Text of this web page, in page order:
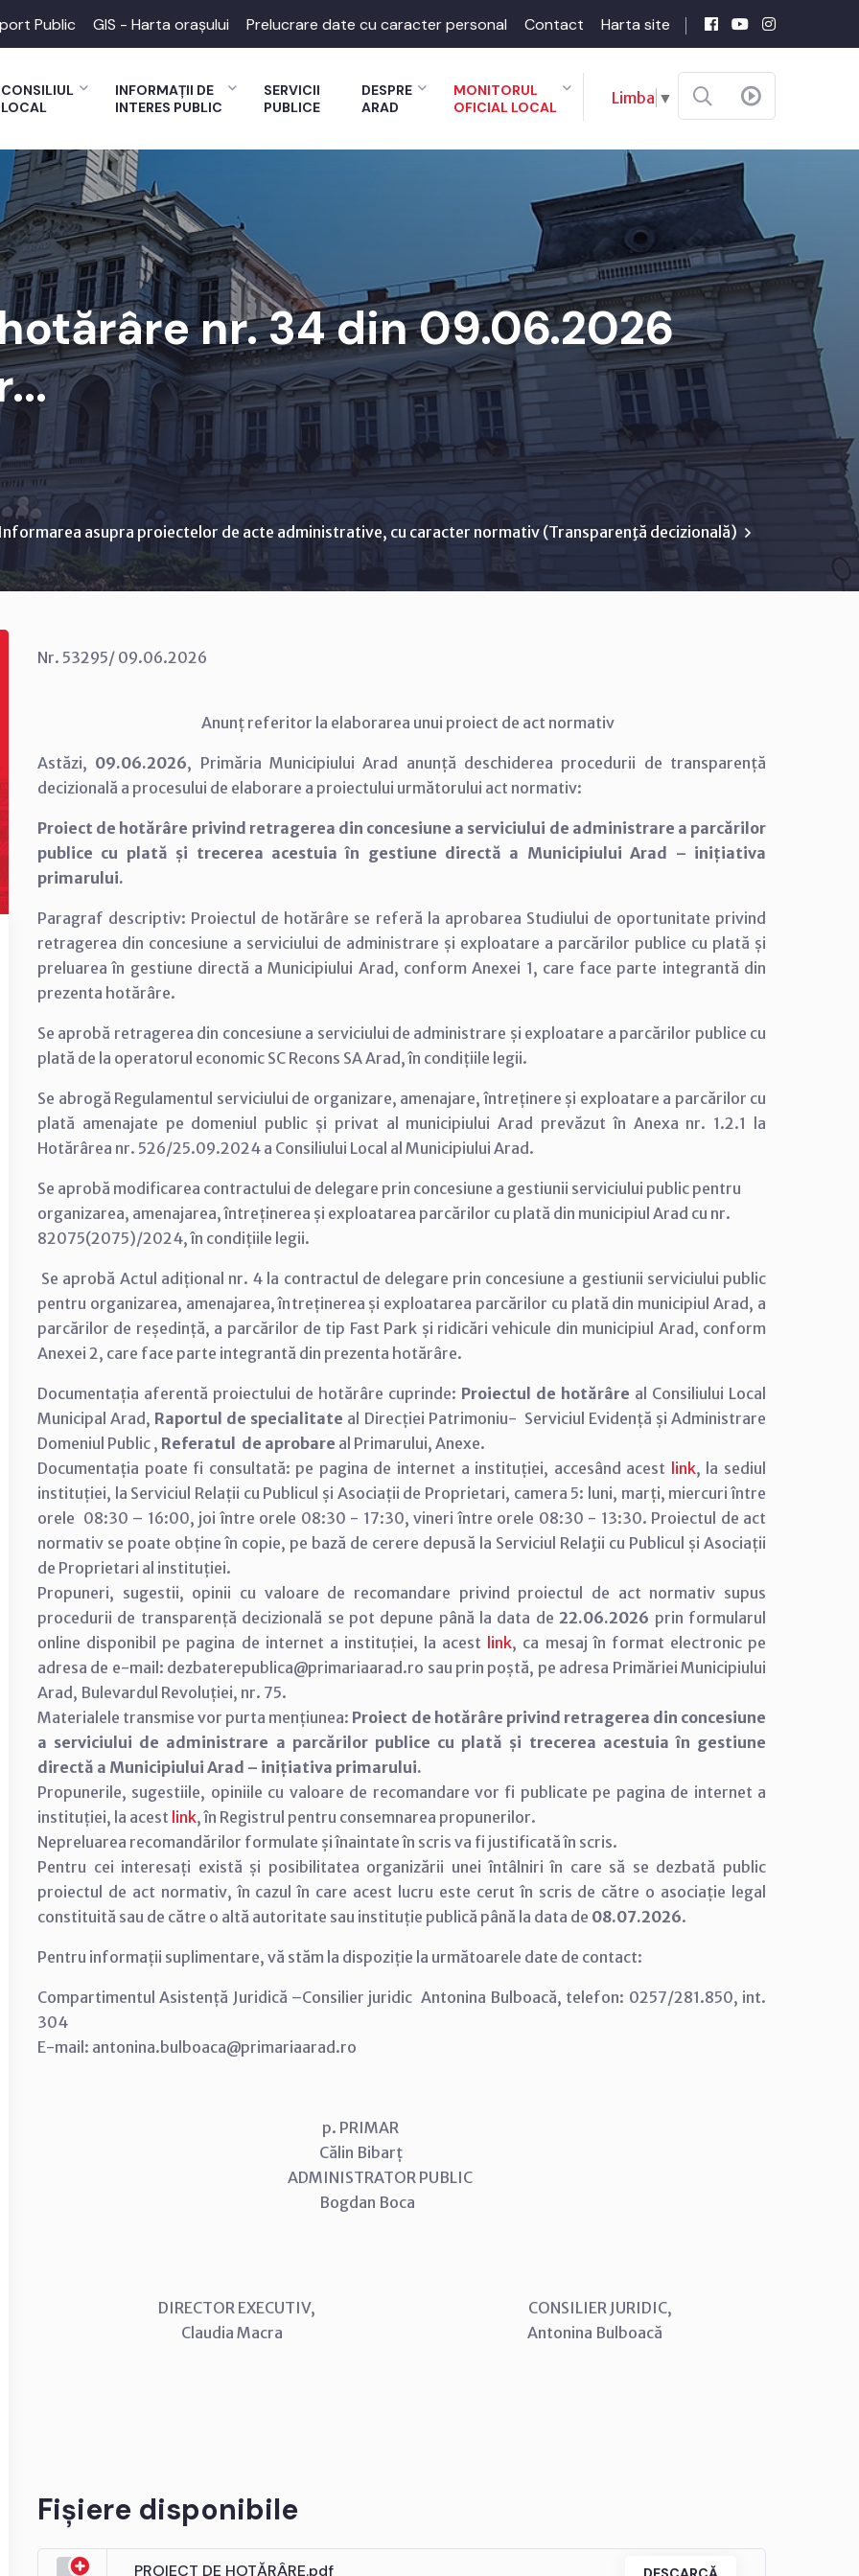
Public GIS - Harta orașului Prelucrare date cu caracter personal Contact Harta site
CONSILIUL
LOCAL
INFORMAȚII DE
INTERES PUBLIC
SERVICII
PUBLICE
DESPRE
ARAD
MONITORUL
OFICIAL LOCAL
Limba ▼
nr. 34 din 09.06.2026
asupra proiectelor de acte administrative, cu caracter normativ (Transparenţă decizională)
Nr. 53295/ 09.06.2026
Anunț referitor la elaborarea unui proiect de act normativ
Astăzi, 09.06.2026, Primăria Municipiului Arad anunță deschiderea procedurii de transparență
decizională a procesului de elaborare a proiectului următorului act normativ:
Proiect de hotărâre privind retragerea din concesiune a serviciului de administrare a parcărilor
publice cu plată și trecerea acestuia în gestiune directă a Municipiului Arad – inițiativa
primarului.
Paragraf descriptiv: Proiectul de hotărâre se referă la aprobarea Studiului de oportunitate privind
retragerea din concesiune a serviciului de administrare și exploatare a parcărilor publice cu plată și
preluarea în gestiune directă a Municipiului Arad, conform Anexei 1, care face parte integrantă din
prezenta hotărâre.
Se aprobă retragerea din concesiune a serviciului de administrare și exploatare a parcărilor publice cu
plată de la operatorul economic SC Recons SA Arad, în condițiile legii.
Se abrogă Regulamentul serviciului de organizare, amenajare, întreținere și exploatare a parcărilor cu
plată amenajate pe domeniul public și privat al municipiului Arad prevăzut în Anexa nr. 1.2.1 la
Hotărârea nr. 526/25.09.2024 a Consiliului Local al Municipiului Arad.
Se aprobă modificarea contractului de delegare prin concesiune a gestiunii serviciului public pentru
organizarea, amenajarea, întreținerea și exploatarea parcărilor cu plată din municipiul Arad cu nr.
82075(2075)/2024, în condițiile legii.
Se aprobă Actul adițional nr. 4 la contractul de delegare prin concesiune a gestiunii serviciului public
pentru organizarea, amenajarea, întreținerea și exploatarea parcărilor cu plată din municipiul Arad, a
parcărilor de reședință, a parcărilor de tip Fast Park și ridicări vehicule din municipiul Arad, conform
Anexei 2, care face parte integrantă din prezenta hotărâre.
Documentația aferentă proiectului de hotărâre cuprinde: Proiectul de hotărâre al Consiliului Local
Municipal Arad, Raportul de specialitate al Direcției Patrimoniu- Serviciul Evidență și Administrare
Domeniul Public , Referatul de aprobare al Primarului, Anexe.
Documentația poate fi consultată: pe pagina de internet a instituției, accesând acest link, la sediul
instituției, la Serviciul Relații cu Publicul și Asociații de Proprietari, camera 5: luni, marți, miercuri între
orele 08:30 – 16:00, joi între orele 08:30 - 17:30, vineri între orele 08:30 - 13:30. Proiectul de act
normativ se poate obține în copie, pe bază de cerere depusă la Serviciul Relaţii cu Publicul și Asociații
de Proprietari al instituției.
Propuneri, sugestii, opinii cu valoare de recomandare privind proiectul de act normativ supus
procedurii de transparență decizională se pot depune până la data de22.06.2026 prin formularul
online disponibil pe pagina de internet a instituției, la acest link, ca mesaj în format electronic pe
adresa de e-mail: dezbaterepublica@primariaarad.ro sau prin poștă, pe adresa Primăriei Municipiului
Arad, Bulevardul Revoluției, nr. 75.
Materialele transmise vor purta mențiunea: Proiect de hotărâre privind retragerea din concesiune
a serviciului de administrare a parcărilor publice cu plată și trecerea acestuia în gestiune
directă a Municipiului Arad – inițiativa primarului.
Propunerile, sugestiile, opiniile cu valoare de recomandare vor fi publicate pe pagina de internet a
instituției, la acest link, în Registrul pentru consemnarea propunerilor.
Nepreluarea recomandărilor formulate și înaintate în scris va fi justificată în scris.
Pentru cei interesați există și posibilitatea organizării unei întâlniri în care să se dezbată public
proiectul de act normativ, în cazul în care acest lucru este cerut în scris de către o asociație legal
constituită sau de către o altă autoritate sau instituție publică până la data de 08.07.2026.
Pentru informații suplimentare, vă stăm la dispoziție la următoarele date de contact:
Compartimentul Asistență Juridică –Consilier juridic Antonina Bulboacă, telefon: 0257/281.850, int.
304
E-mail: antonina.bulboaca@primariaarad.ro
p. PRIMAR
Călin Bibarț
ADMINISTRATOR PUBLIC
Bogdan Boca
DIRECTOR EXECUTIV, CONSILIER JURIDIC,
Claudia Macra Antonina Bulboacă
Fișiere disponibile
PROIECT DE HOTĂRÂRE.pdf